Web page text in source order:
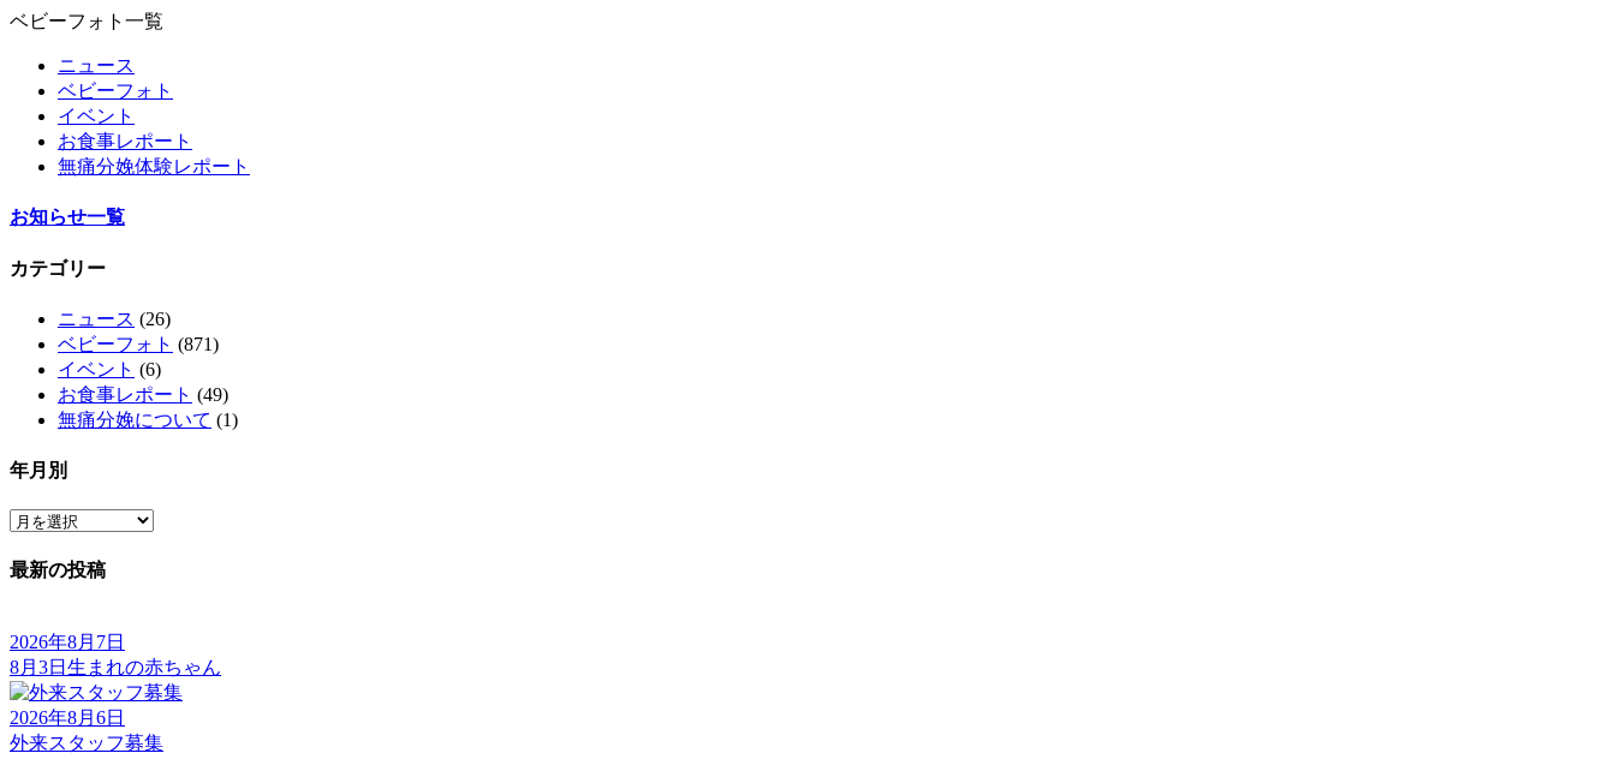
ベビーフォト一覧
ニュース
ベビーフォト
イベント
お食事レポート
無痛分娩体験レポート
お知らせ一覧
カテゴリー
ニュース (26)
ベビーフォト (871)
イベント (6)
お食事レポート (49)
無痛分娩について (1)
年月別
最新の投稿
2026年8月7日
8月3日生まれの赤ちゃん
2026年8月6日
外来スタッフ募集